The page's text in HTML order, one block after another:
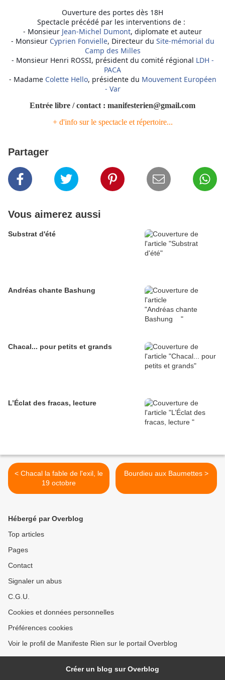
Ouverture des portes dès 18H
Spectacle précédé par les interventions de :
- Monsieur Jean-Michel Dumont, diplomate et auteur
- Monsieur Cyprien Fonvielle, Directeur du Site-mémorial du
Camp des Milles
- Monsieur Henri ROSSI, président du comité régional LDH -
PACA
- Madame Colette Hello, présidente du Mouvement Européen
- Var
Entrée libre / contact : manifesterien@gmail.com
+ d'info sur le spectacle et répertoire...
Partager
Vous aimerez aussi
Substrat d'été
Andréas chante Bashung
Chacal... pour petits et grands
L’Éclat des fracas, lecture
< Chacal la fable de l'exil, le
19 octobre
Bourdieu aux Baumettes >
Hébergé par Overblog
Top articles
Pages
Contact
Signaler un abus
C.G.U.
Cookies et données personnelles
Préférences cookies
Voir le profil de Manifeste Rien sur le portail Overblog
Créer un blog sur Overblog